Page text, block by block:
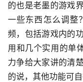
的也是老墨的游戏
一些东西怎么调整
频，包括游戏内的
用和几个实用的单
力争给大家讲的清
的说，其他功能可